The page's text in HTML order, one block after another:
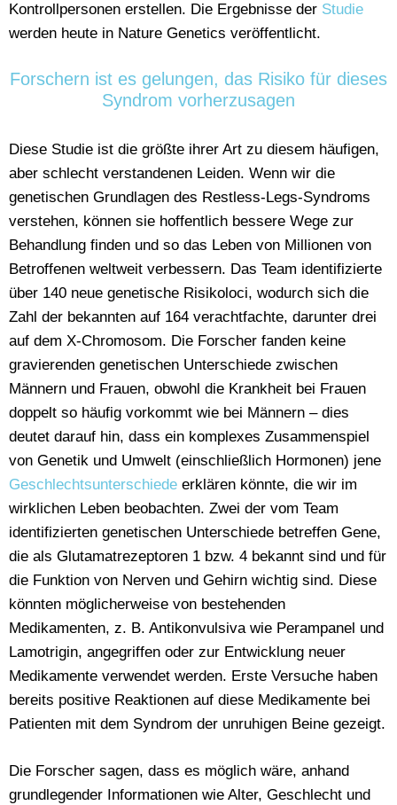
Kontrollpersonen erstellen. Die Ergebnisse der Studie
werden heute in Nature Genetics veröffentlicht.
Forschern ist es gelungen, das Risiko für dieses
Syndrom vorherzusagen
Diese Studie ist die größte ihrer Art zu diesem häufigen,
aber schlecht verstandenen Leiden. Wenn wir die
genetischen Grundlagen des Restless-Legs-Syndroms
verstehen, können sie hoffentlich bessere Wege zur
Behandlung finden und so das Leben von Millionen von
Betroffenen weltweit verbessern. Das Team identifizierte
über 140 neue genetische Risikoloci, wodurch sich die
Zahl der bekannten auf 164 verachtfachte, darunter drei
auf dem X-Chromosom. Die Forscher fanden keine
gravierenden genetischen Unterschiede zwischen
Männern und Frauen, obwohl die Krankheit bei Frauen
doppelt so häufig vorkommt wie bei Männern – dies
deutet darauf hin, dass ein komplexes Zusammenspiel
von Genetik und Umwelt (einschließlich Hormonen) jene
Geschlechtsunterschiede erklären könnte, die wir im
wirklichen Leben beobachten. Zwei der vom Team
identifizierten genetischen Unterschiede betreffen Gene,
die als Glutamatrezeptoren 1 bzw. 4 bekannt sind und für
die Funktion von Nerven und Gehirn wichtig sind. Diese
könnten möglicherweise von bestehenden
Medikamenten, z. B. Antikonvulsiva wie Perampanel und
Lamotrigin, angegriffen oder zur Entwicklung neuer
Medikamente verwendet werden. Erste Versuche haben
bereits positive Reaktionen auf diese Medikamente bei
Patienten mit dem Syndrom der unruhigen Beine gezeigt.
Die Forscher sagen, dass es möglich wäre, anhand
grundlegender Informationen wie Alter, Geschlecht und